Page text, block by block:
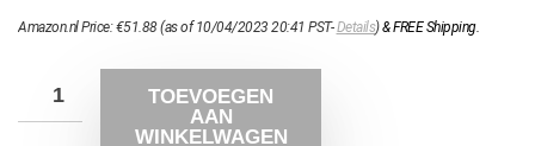
Amazon.nl Price:€51.88(as of 10/04/2023 20:41 PST-Details)&FREE Shipping.
TOEVOEGEN
AAN
WINKELWAGEN